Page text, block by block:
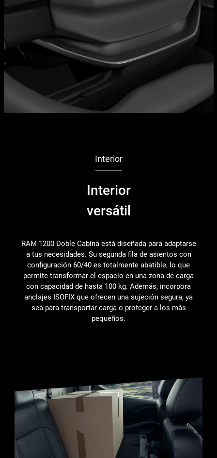
Interior
Interior
versátil
RAM 1200 Doble Cabina está diseñada para adaptarse
a tus necesidades. Su segunda fila de asientos con
configuración 60/40 es totalmente abatible, lo que
permite transformar el espacio en una zona de carga
con capacidad de hasta 100 kg. Además, incorpora
anclajes ISOFIX que ofrecen una sujeción segura, ya
sea para transportar carga o proteger a los más
pequeños.